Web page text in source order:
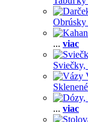
Obrúsky
... viac
Sviečky,
... viac